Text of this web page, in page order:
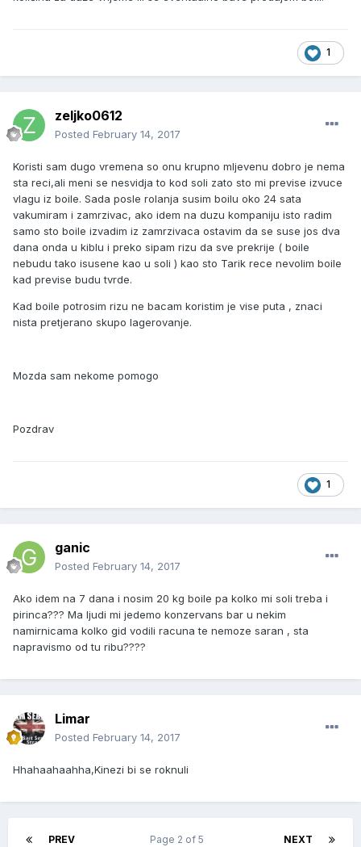
1
zeljko0612
Posted February 14, 2017
Koristi sam dugo vremena so onu krupno mljevenu dobro je nema
sta reci,ali meni se nesvidja to kod soli zato sto mi previse izvuce
vlagu iz boile. Sada posle rolanja susim boilu oko 24 sata
vakumiram i zamrzivac, ako idem na duzu kompaniju isto radim
samo sto boile izvadim iz zamrzivaca ostavim da se suse jos dva
dana onda u kiblu i preko sipam rizu da sve prekrije ( boile
nebudu tako isusene kao u soli ) kao sto Tarik rece nevolim boile
kad previse budu tvrde.
Kad boile potrosim rizu ne bacam koristim je vise puta , znaci
nista pretjerano skupo lagerovanje.
Mozda sam nekome pomogo
Pozdrav
1
ganic
Posted February 14, 2017
Ako idem na 7 dana i nosim 20 kg boile pa kolko mi soli treba i
pirinca??? Ma ljudi mi jedemo konzervans bar u nekim
namirnicama kolko gid vodili racuna te nemoze saran , sta
napravismo od tu ribu????
Limar
Posted February 14, 2017
Hhahaahaahha,Kinezi bi se roknuli
PREV NEXT
Page 2 of 5